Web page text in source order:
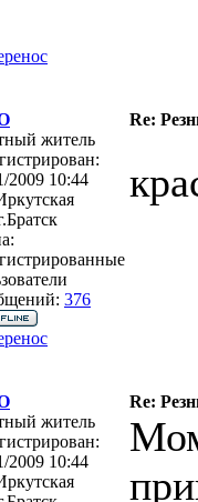
Re:
житель
2009 10:44
376
Re:
житель
2009 10:44